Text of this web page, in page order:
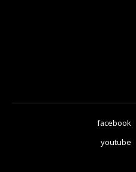
facebook
youtube